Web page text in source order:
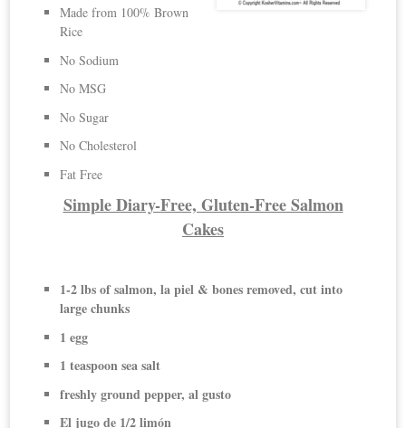
Made from 100% Brown
Rice
No Sodium
No MSG
No Sugar
No Cholesterol
Fat Free
Simple Diary-Free, Gluten-Free Salmon
Cakes
1-2 lbs of salmon, la piel & bones removed, cut into
large chunks
1 egg
1 teaspoon sea salt
freshly ground pepper, al gusto
El jugo de 1/2 limón